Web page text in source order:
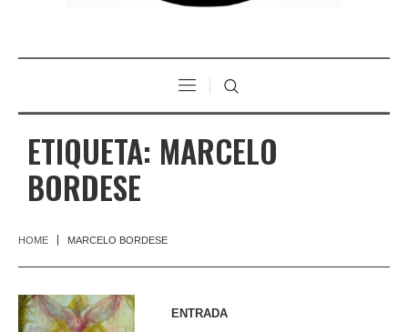
ETIQUETA: MARCELO
BORDESE
HOME MARCELO BORDESE
ENTRADA